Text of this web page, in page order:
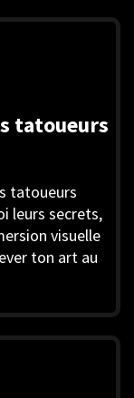
tatoueurs
tatoueurs
leurs secrets,
visuelle
ton art au